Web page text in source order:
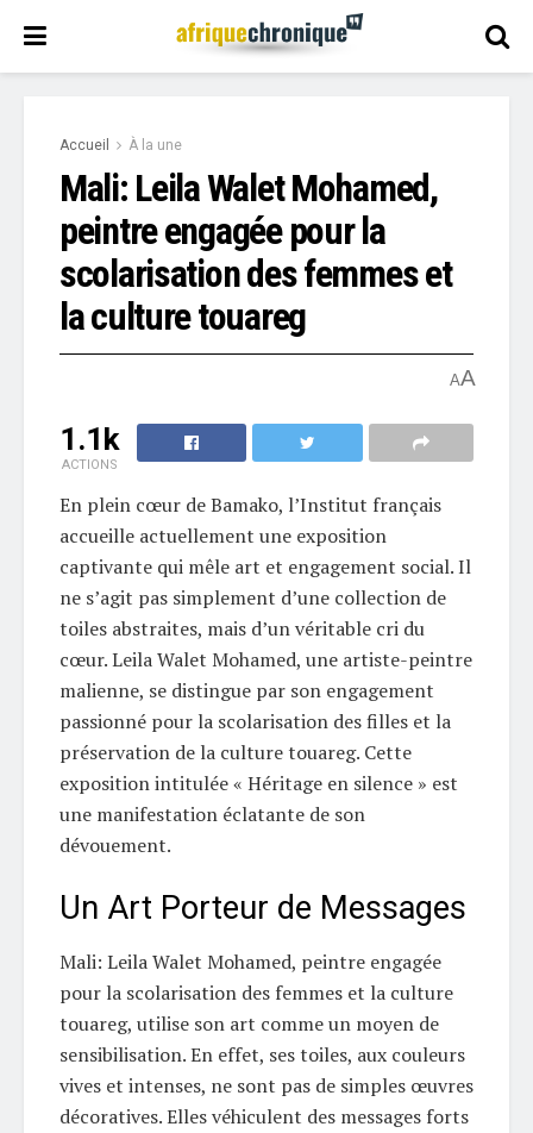
Accueil À la une
Mali: Leila Walet Mohamed,
peintre engagée pour la
scolarisation des femmes et
la culture touareg
AA
1.1k
ACTIONS
En plein cœur de Bamako, l’Institut français
accueille actuellement une exposition
captivante qui mêle art et engagement social. Il
ne s’agit pas simplement d’une collection de
toiles abstraites, mais d’un véritable cri du
cœur. Leila Walet Mohamed, une artiste-peintre
malienne, se distingue par son engagement
passionné pour la scolarisation des filles et la
préservation de la culture touareg. Cette
exposition intitulée « Héritage en silence » est
une manifestation éclatante de son
dévouement.
Un Art Porteur de Messages
Mali: Leila Walet Mohamed, peintre engagée
pour la scolarisation des femmes et la culture
touareg, utilise son art comme un moyen de
sensibilisation. En effet, ses toiles, aux couleurs
vives et intenses, ne sont pas de simples œuvres
décoratives. Elles véhiculent des messages forts